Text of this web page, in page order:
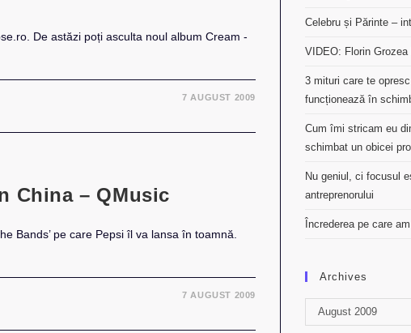
De astăzi poți asculta noul album Cream -
7 AUGUST 2009
China – QMusic
Bands’ pe care Pepsi îl va lansa în toamnă.
7 AUGUST 2009
Celebru și Părinte –
VIDEO: Florin
3 mituri care te
funcționează în
Cum îmi stricam eu
schimbat un obicei
Nu geniul, ci focusul
antreprenorului
Încrederea pe care
Archives
Archives
August 2009